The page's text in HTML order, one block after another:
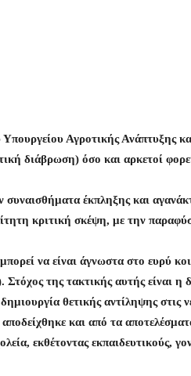
Αγροτικής Ανάπτυξης
διάβρωση) όσο και αρκετοί
έκπληξης και
κριτική σκέψη, με την
να είναι άγνωστα στο ευρύ
Στόχος της τακτικής αυτής είναι
θετικής αντίληψης στις
και από τα
εκθέτοντας εκπαιδευτικούς,